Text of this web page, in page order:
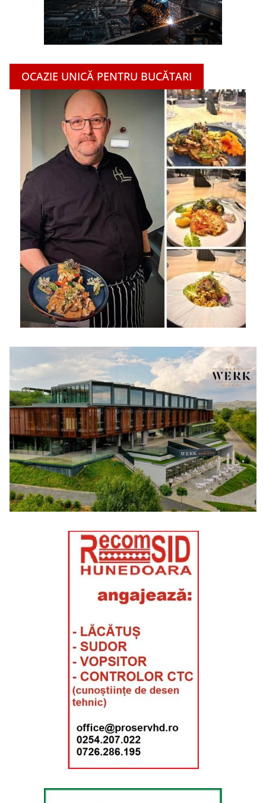
OCAZIE UNICĂ PENTRU BUCĂTARI